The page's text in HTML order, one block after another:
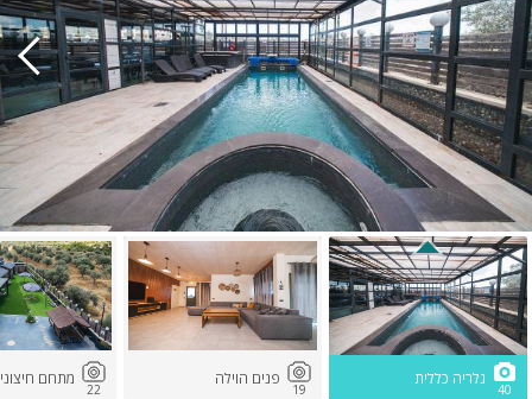
40
גלריה כללית
19
פנים הוילה
22
מתחם חיצוני